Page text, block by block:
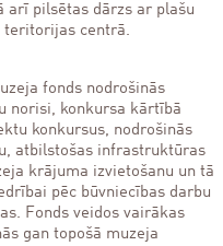
arī pilsētas dārzs ar plašu
centrā.
fonds nodrošinās
norisi, konkursa kārtībā
konkursus, nodrošinās
atbilstošas infrastruktūras
krājuma izvietošanu un tā
pēc būvniecības darbu
Fonds veidos vairākas
gan topošā muzeja